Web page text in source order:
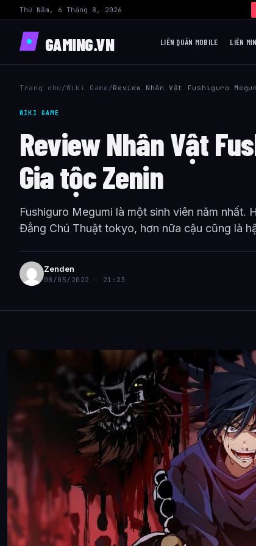
Thứ Năm, 6 Tháng 8, 2026
GAMING.VN LIÊN QUÂN MOBILE LIÊN
Trang chu /Wiki Game /Review Nhân Vật Fushiguro
WIKI GAME
Review Nhân Vật
Gia tộc Zenin
Fushiguro Megumi là một sinh viên năm
Đẳng Chú Thuật tokyo, hơn nữa cậu cũng là
Zenden
08/05/2022 - 21:23